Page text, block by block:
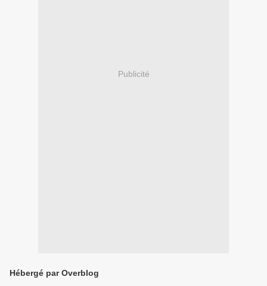
Publicité
Hébergé par Overblog